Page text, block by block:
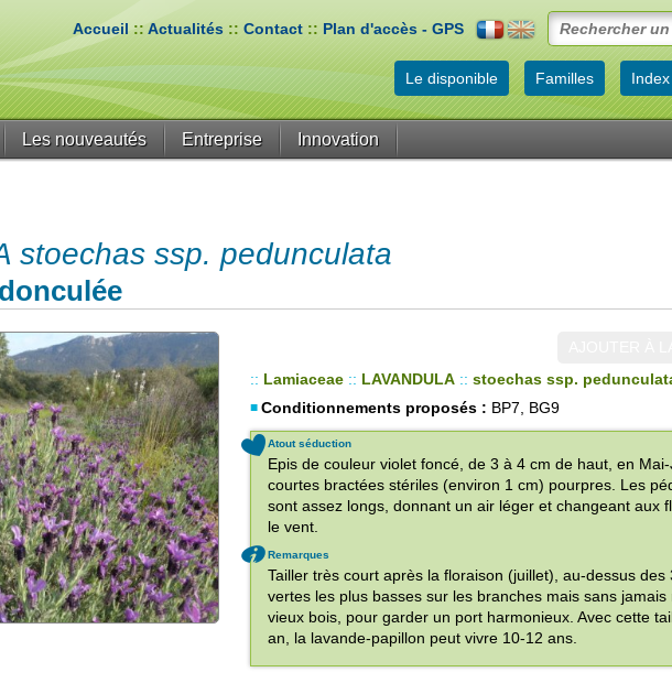
Accueil::Actualités :: Contact :: Plan d'accès - GPS
Le disponible Familles Index
Les nouveautés Entreprise Innovation
stoechas ssp. pedunculata
:: Lamiaceae :: LAVANDULA :: stoechas ssp.
Conditionnements proposés : BP7, BG9
Atout séduction
Epis de couleur violet foncé, de 3 à 4 cm de haut, en
courtes bractées stériles (environ 1 cm) pourpres. Les
sont assez longs, donnant un air léger et changeant aux
le vent.
Remarques
Tailler très court après la floraison (juillet), au-dessus des
vertes les plus basses sur les branches mais sans jamais
vieux bois, pour garder un port harmonieux. Avec cette
an, la lavande-papillon peut vivre 10-12 ans.